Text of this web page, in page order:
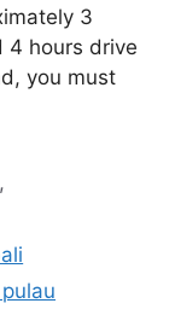
3
4 hours drive
you must
,